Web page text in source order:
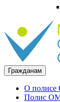
Гражданам
О
Полис